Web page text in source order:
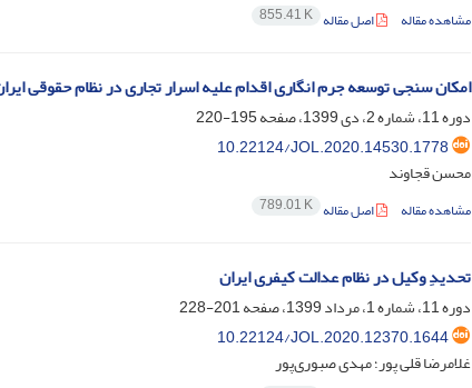
مشاهده مقاله اصل مقاله 855.41 K
امکان سنجی توسعه جرم انگاری اقدام علیه اسرار تجاری در نظام حقوقی
دوره 11، شماره 2، دی 1399، صفحه
195-220
10.22124/JOL.2020.14530.1778
محسن قجاوند
مشاهده مقاله اصل مقاله 789.01 K
تحدیدِ وکیل در نظام عدالت کیفری ایران
دوره 11، شماره 1، مرداد 1399، صفحه
201-228
10.22124/JOL.2020.12370.1644
غلامرضا قلی پور؛ مهدی صبوری‌‌پور